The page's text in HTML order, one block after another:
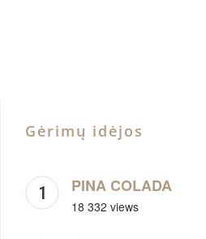
Gėrimų idėjos
PINA COLADA
18 332 views